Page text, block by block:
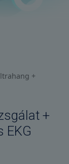
+
+
EKG